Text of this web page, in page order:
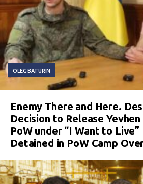
OLEG BATURIN
Enemy There and Here.
Decision to Release
PoW under “I Want to
Detained in PoW Camp